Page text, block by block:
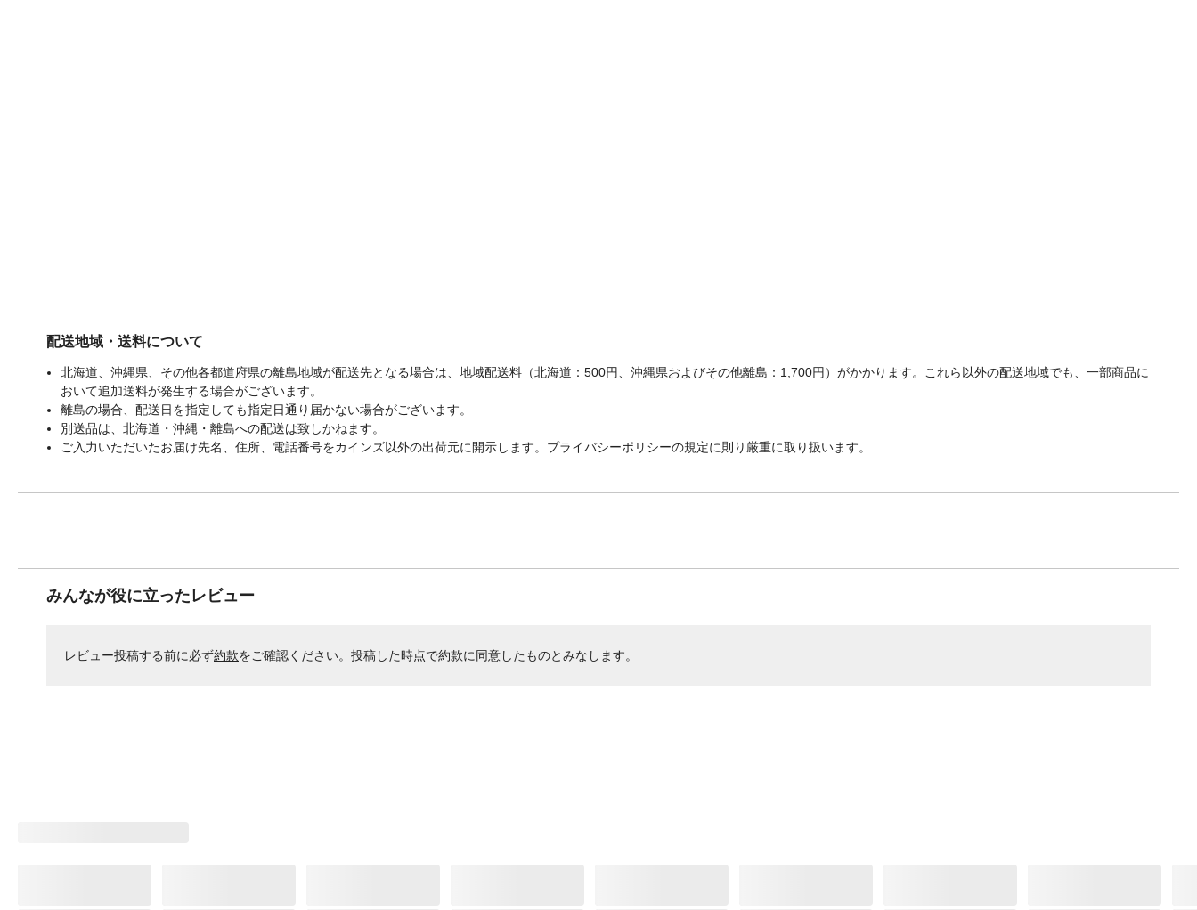
配送地域・送料について
北海道、沖縄県、その他各都道府県の離島地域が配送先となる場合は、地域配送料（北海道：500円、沖縄県およびその他離島：1,700円）がかかります。これら以外の配送地域でも、一部商品に
おいて追加送料が発生する場合がございます。
離島の場合、配送日を指定しても指定日通り届かない場合がございます。
別送品は、北海道・沖縄・離島への配送は致しかねます。
ご入力いただいたお届け先名、住所、電話番号をカインズ以外の出荷元に開示します。プライバシーポリシーの規定に則り厳重に取り扱います。
みんなが役に立ったレビュー
レビュー投稿する前に必ず約款をご確認ください。投稿した時点で約款に同意したものとみなします。